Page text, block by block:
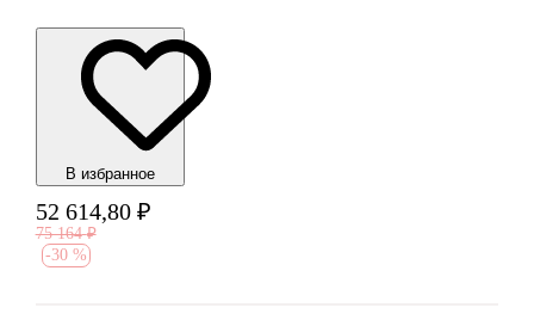
В избранноe
52 614,80 ₽
75 164 ₽
-30 %